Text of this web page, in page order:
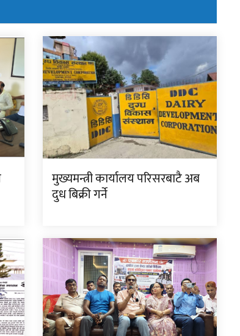
मुख्यमन्त्री कार्यालय परिसरबाटै अब
दुध बिक्री गर्ने